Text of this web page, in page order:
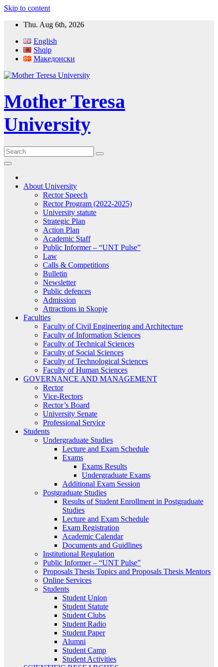
Skip to content
Thu. Aug 6th, 2026
English
Shqip
Македонски
Mother Teresa
University
About University
Rector Speech
Rector Program (2022-2025)
University statute
Strategic Plan
Action Plan
Academic Staff
Public Informer – “UNT Pulse”
Law
Calls & Competitions
Bulletin
Newsletter
Public defences
Admission
Attractions in Skopje
Faculties
Faculty of Civil Engineering and Architecture
Faculty of Information Sciences
Faculty of Technical Sciences
Faculty of Social Sciences
Faculty of Technological Sciences
Faculty of Human Sciences
GOVERNANCE AND MANAGEMENT
Rector
Vice-Rectors
Rector’s Board
University Senate
Professional Service
Students
Undergraduate Studies
Lecture and Exam Schedule
Exams
Exams Results
Undergraduate Exams
Additional Exam Session
Postgraduate Studies
Results of Student Enrollment in Postgraduate
Studies
Lecture and Exam Schedule
Exam Registration
Academic Calendar
Documents and Guidlines
Institutional Regulation
Public Informer – “UNT Pulse”
Proposals Thesis Topics and Proposals Thesis Mentors
Online Services
Students
Student Union
Student Statute
Student Clubs
Student Radio
Student Paper
Alumni
Student Camp
Student Activities